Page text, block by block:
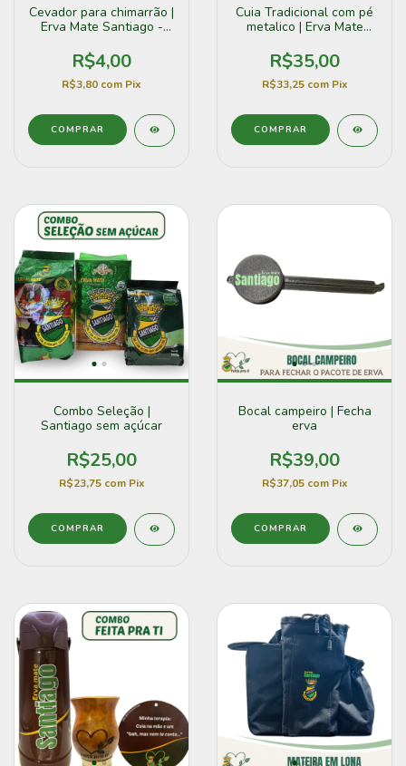
Cevador para chimarrão |
Erva Mate Santiago -
R$4,00
R$3,80 com Pix
Cuia Tradicional com pé
metalico | Erva Mate
R$35,00
R$33,25 com Pix
Combo Seleção |
Santiago sem açúcar
R$25,00
R$23,75 com Pix
Bocal campeiro | Fecha
erva
R$39,00
R$37,05 com Pix